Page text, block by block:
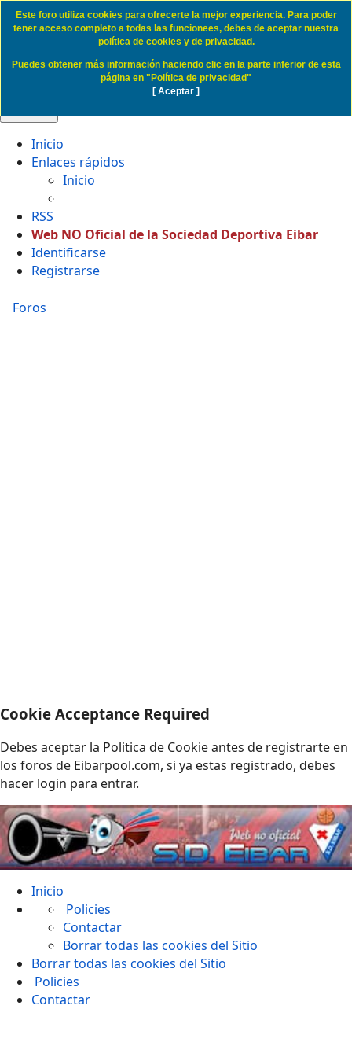
Cookie Access SD Eibar
Inicio
Enlaces rápidos
Inicio
RSS
Web NO Oficial de la Sociedad Deportiva Eibar
Identificarse
Registrarse
Foros
Cookie Acceptance Required
Debes aceptar la Politica de Cookie antes de registrarte en
los foros de Eibarpool.com, si ya estas registrado, debes
hacer login para entrar.
Este foro utiliza cookies para ofrecerte la mejor experiencia. Para poder
tener acceso completo a todas las funcionees, debes de aceptar nuestra
política de cookies y de privacidad.
Puedes obtener más información haciendo clic en la parte inferior de esta
página en "Política de privacidad"
[ Aceptar ]
Inicio
Policies
Contactar
Borrar todas las cookies del Sitio
Borrar todas las cookies del Sitio
Policies
Contactar